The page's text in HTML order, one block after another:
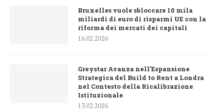
Bruxelles vuole sbloccare 10 mila
miliardi di euro di risparmi UE con la
riforma dei mercati dei capitali
16.02.2026
Greystar Avanza nell’Espansione
Strategica del Build to Rent a Londra
nel Contesto della Ricalibrazione
Istituzionale
13.02.2026